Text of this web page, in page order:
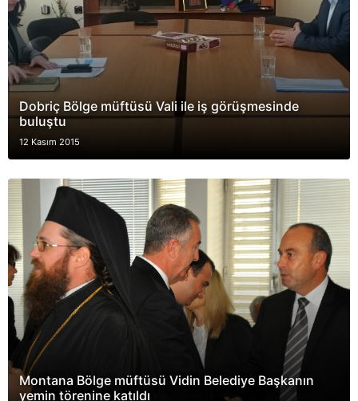
Dobriç Bölge müftüsü Vali ile iş görüşmesinde
buluştu
12 Kasım 2015
Montana Bölge müftüsü Vidin Belediye Başkanın
yemin törenine katıldı